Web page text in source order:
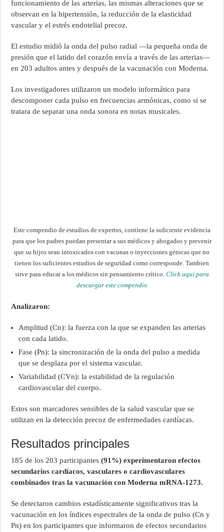
funcionamiento de las arterias, las mismas alteraciones que se
observan en la hipertensión, la reducción de la elasticidad
vascular y el estrés endotelial precoz.
El estudio midió la onda del pulso radial —la pequeña onda de
presión que el latido del corazón envía a través de las arterias—
en 203 adultos antes y después de la vacunación con Moderna.
Los investigadores utilizaron un modelo informático para
descomponer cada pulso en frecuencias armónicas, como si se
tratara de separar una onda sonora en notas musicales.
Este compendio de estudios de expertos, contiene la suficiente evidencia
para que los padres puedan presentar a sus médicos y abogados y prevenir
que su hijos sean intoxicados con vacunas o inyecciones génicas que no
tienen los suficientes estudios de seguridad como corresponde. Tambien
sirve para educar a los médicos sin pensamiento crítico. Click aqui para
descargar este compendio
Analizaron:
Amplitud (Cn): la fuerza con la que se expanden las arterias
con cada latido.
Fase (Pn): la sincronización de la onda del pulso a medida
que se desplaza por el sistema vascular.
Variabilidad (CVn): la estabilidad de la regulación
cardiovascular del cuerpo.
Estos son marcadores sensibles de la salud vascular que se
utilizan en la detección precoz de enfermedades cardíacas.
Resultados principales
185 de los 203 participantes(91%) experimentaron efectos
secundarios cardíacos, vasculares o cardiovasculares
combinados tras la vacunación con Moderna mRNA-1273.
Se detectaron cambios estadísticamente significativos tras la
vacunación en los índices espectrales de la onda de pulso (Cn y
Pn) en los participantes que informaron de efectos secundarios